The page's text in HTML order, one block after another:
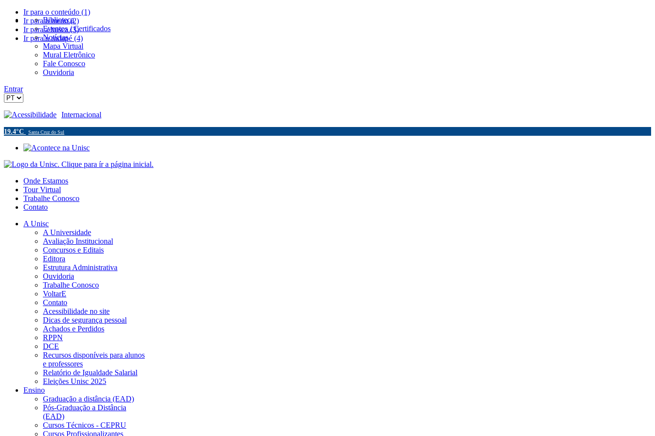
Ir para o conteúdo (1)
Ir para o menu (2)
Ir para a busca (3)
Ir para o rodapé (4)
Biblioteca
Eventos / Certificados
Notícias
Mapa Virtual
Mural Eletrônico
Fale Conosco
Ouvidoria
Entrar
Acessibilidade Internacional
19.4°C Santa Cruz do Sul
Onde Estamos
Tour Virtual
Trabalhe Conosco
Contato
A Unisc
A Universidade
Avaliação Institucional
Concursos e Editais
Editora
Estrutura Administrativa
Ouvidoria
Trabalhe Conosco
VoltarE
Contato
Acessibilidade no site
Dicas de segurança pessoal
Achados e Perdidos
RPPN
DCE
Recursos disponíveis para alunos
e professores
Relatório de Igualdade Salarial
Eleições Unisc 2025
Ensino
Graduação a distância (EAD)
Pós-Graduação a Distância
(EAD)
Cursos Técnicos - CEPRU
Cursos Profissionalizantes